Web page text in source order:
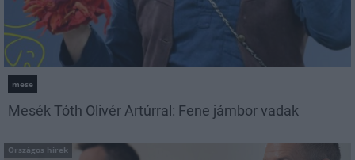
mese
Mesék Tóth Olivér Artúrral: Fene jámbor vadak
Országos hírek